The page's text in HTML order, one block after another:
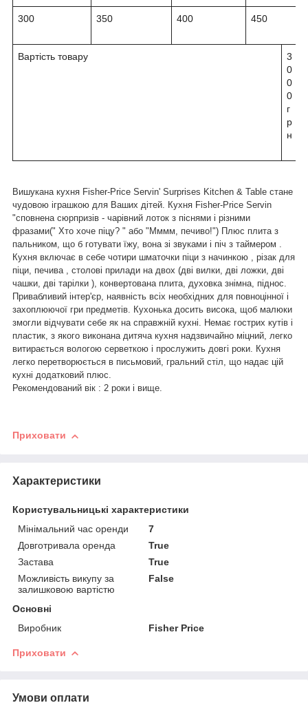
300 350 400 450
Вартість товару
3
0
0
0
г
р
н
Вишукана кухня Fisher-Price Servin' Surprises Kitchen & Tablе стане
чудовою іграшкою для Ваших дітей. Кухня Fisher-Price Servin
"сповнена сюрпризів - чарівний лоток з піснями і різними
фразами(" Хто хоче піцу? " або "Мммм, печиво!") Плюс плита з
пальником, що б готувати їжу, вона зі звуками і піч з таймером .
Кухня включає в себе чотири шматочки піци з начинкою , різак для
піци, печива , столові прилади на двох (дві вилки, дві ложки, дві
чашки, дві тарілки ), конвертована плита, духовка знімна, піднос.
Привабливий інтер'єр, наявність всіх необхідних для повноцінної і
захоплюючої гри предметів. Кухонька досить висока, щоб малюки
змогли відчувати себе як на справжній кухні. Немає гострих кутів і
пластик, з якого виконана дитяча кухня надзвичайно міцний, легко
витирається вологою серветкою і прослужить довгі роки. Кухня
легко перетворюється в письмовий, гральний стіл, що надає цій
кухні додатковий плюс.
Рекомендований вік : 2 роки і вище.
Приховати
Характеристики
Користувальницькі характеристики
Мінімальний час оренди
7
Довготривала оренда
True
Застава
True
Можливість викупу за
залишковою вартістю
False
Основні
Виробник
Fisher Price
Приховати
Умови оплати